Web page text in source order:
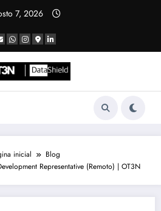
7, 2026
inicial
Blog
Representative (Remoto) | OT3N